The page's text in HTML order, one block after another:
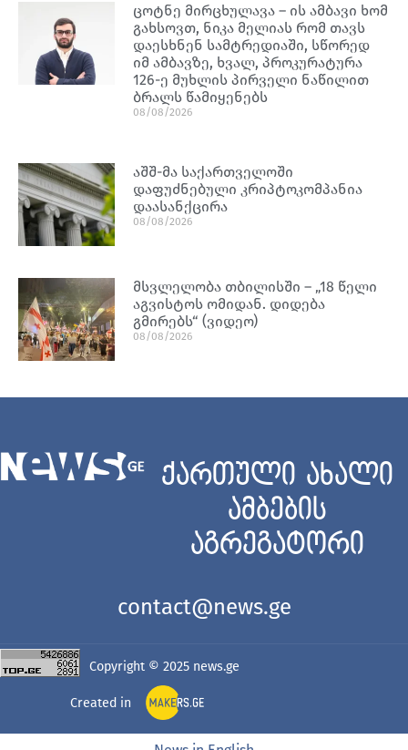
ცოტნე მირცხულავა – ის ამბავი ხომ
გახსოვთ, ნიკა მელიას რომ თავს
დაესხნენ სამტრედიაში, სწორედ
იმ ამბავზე, ხვალ, პროკურატურა
126-ე მუხლის პირველი ნაწილით
ბრალს წამიყენებს
08/08/2026
აშშ-მა საქართველოში
დაფუძნებული კრიპტოკომპანია
დაასანქცირა
08/08/2026
მსვლელობა თბილისში – „18 წელი
აგვისტოს ომიდან. დიდება
გმირებს“ (ვიდეო)
08/08/2026
ქართული ახალი
ამბების
აგრეგატორი
contact@news.ge
Copyright © 2025 news.ge
Created in